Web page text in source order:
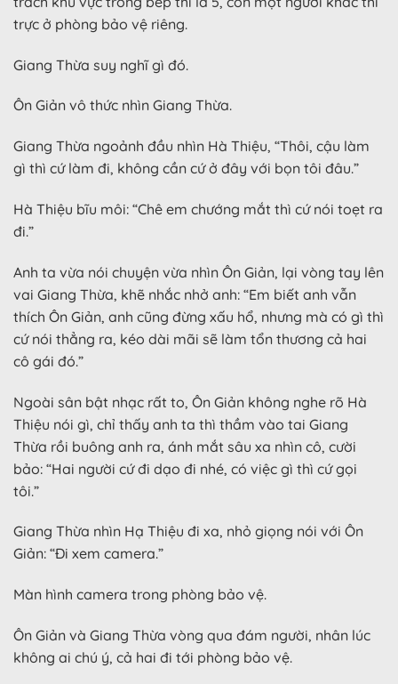
trực ở phòng bảo vệ riêng.
Giang Thừa suy nghĩ gì đó.
Ôn Giản vô thức nhìn Giang Thừa.
Giang Thừa ngoảnh đầu nhìn Hà Thiệu, “Thôi, cậu làm
gì thì cứ làm đi, không cần cứ ở đây với bọn tôi đâu.”
Hà Thiệu bĩu môi: “Chê em chướng mắt thì cứ nói toẹt ra
đi.”
Anh ta vừa nói chuyện vừa nhìn Ôn Giản, lại vòng tay lên
vai Giang Thừa, khẽ nhắc nhở anh: “Em biết anh vẫn
thích Ôn Giản, anh cũng đừng xấu hổ, nhưng mà có gì thì
cứ nói thẳng ra, kéo dài mãi sẽ làm tổn thương cả hai
cô gái đó.”
Ngoài sân bật nhạc rất to, Ôn Giản không nghe rõ Hà
Thiệu nói gì, chỉ thấy anh ta thì thầm vào tai Giang
Thừa rồi buông anh ra, ánh mắt sâu xa nhìn cô, cười
bảo: “Hai người cứ đi dạo đi nhé, có việc gì thì cứ gọi
tôi.”
Giang Thừa nhìn Hạ Thiệu đi xa, nhỏ giọng nói với Ôn
Giản: “Đi xem camera.”
Màn hình camera trong phòng bảo vệ.
Ôn Giản và Giang Thừa vòng qua đám người, nhân lúc
không ai chú ý, cả hai đi tới phòng bảo vệ.